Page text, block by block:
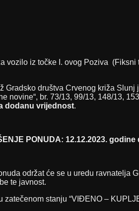
vozilo iz točke I. ovog Poziva
Gradsko društva Crvenog križa
novine“, br. 73/13, 99/13, 148/13,
dodanu vrijednost.
PONUDA: 12.12.2023. godine
održat će se u uredu ravnatelja
te javnost.
zatečenom stanju “VIĐENO –